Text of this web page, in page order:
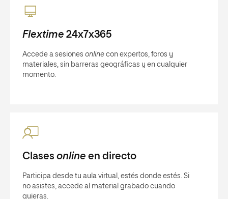
Flextime 24x7x365
Accede a sesiones online con expertos, foros y
materiales, sin barreras geográficas y en cualquier
momento.
Clases online en directo
Participa desde tu aula virtual, estés donde estés. Si
no asistes, accede al material grabado cuando
quieras.